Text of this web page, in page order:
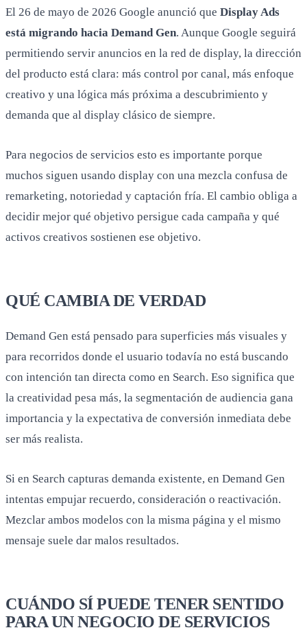
El 26 de mayo de 2026 Google anunció que Display Ads
está migrando hacia Demand Gen. Aunque Google seguirá
permitiendo servir anuncios en la red de display, la dirección
del producto está clara: más control por canal, más enfoque
creativo y una lógica más próxima a descubrimiento y
demanda que al display clásico de siempre.
Para negocios de servicios esto es importante porque
muchos siguen usando display con una mezcla confusa de
remarketing, notoriedad y captación fría. El cambio obliga a
decidir mejor qué objetivo persigue cada campaña y qué
activos creativos sostienen ese objetivo.
QUÉ CAMBIA DE VERDAD
Demand Gen está pensado para superficies más visuales y
para recorridos donde el usuario todavía no está buscando
con intención tan directa como en Search. Eso significa que
la creatividad pesa más, la segmentación de audiencia gana
importancia y la expectativa de conversión inmediata debe
ser más realista.
Si en Search capturas demanda existente, en Demand Gen
intentas empujar recuerdo, consideración o reactivación.
Mezclar ambos modelos con la misma página y el mismo
mensaje suele dar malos resultados.
CUÁNDO SÍ PUEDE TENER SENTIDO
PARA UN NEGOCIO DE SERVICIOS